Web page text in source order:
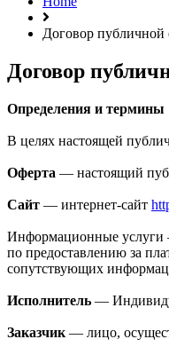
Договор публичной
Договор
Определения и термины
В целях настоящей
Оферта — настоящий
Сайт — интернет-сайт
Информационные услуги
по предоставлению за
сопутствующих
Исполнитель —
Заказчик — лицо,